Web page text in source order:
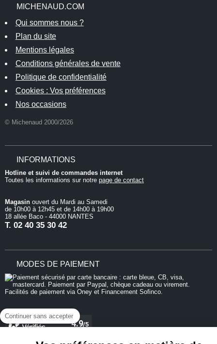
Continuer sans accepter
MICHENAUD.COM
Qui sommes nous ?
Plan du site
Mentions légales
Conditions générales de vente
Politique de confidentialité
Cookies : Vos préférences
Nos occasions
© Michenaud 2000/2026
INFORMATIONS
Hotline et suivi de commandes internet
Toutes les informations sur notre page de contact
Magasin ouvert du Mardi au Samedi
de 10h00 à 12h45 et de 14h00 à 19h00
18 allée Baco - 44000 NANTES
T. 02 40 35 30 42
MODES DE PAIEMENT